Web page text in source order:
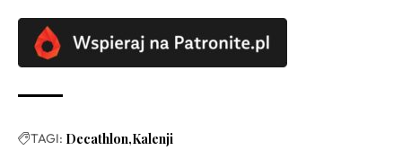
TAGI: Decathlon Kalenji